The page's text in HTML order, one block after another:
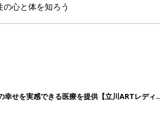
の心と体を知ろう
せを実感できる医療を提供【立川ARTレディ